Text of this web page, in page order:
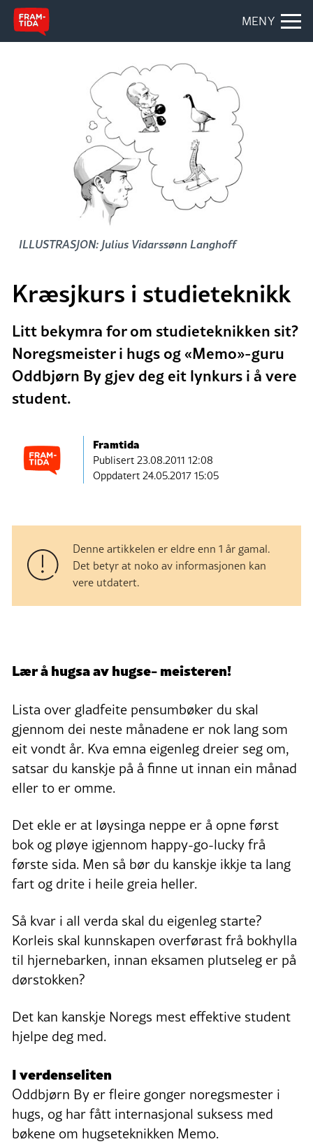
MENY
ILLUSTRASJON: Julius Vidarssønn Langhoff
Kræsjkurs i studieteknikk
Litt bekymra for om studieteknikken sit?
Noregsmeister i hugs og «Memo»-guru
Oddbjørn By gjev deg eit lynkurs i å vere
student.
Framtida
Publisert23.08.2011 12:08
Oppdatert 24.05.2017 15:05
Denne artikkelen er eldre enn 1 år gamal.
Det betyr at noko av informasjonen kan
vere utdatert.
Lær å hugsa av hugse- meisteren!
Lista over gladfeite pensumbøker du skal
gjennom dei neste månadene er nok lang som
eit vondt år. Kva emna eigenleg dreier seg om,
satsar du kanskje på å finne ut innan ein månad
eller to er omme.
Det ekle er at løysinga neppe er å opne først
bok og pløye igjennom happy-go-lucky frå
første sida. Men så bør du kanskje ikkje ta lang
fart og drite i heile greia heller.
Så kvar i all verda skal du eigenleg starte?
Korleis skal kunnskapen overførast frå bokhylla
til hjernebarken, innan eksamen plutseleg er på
dørstokken?
Det kan kanskje Noregs mest effektive student
hjelpe deg med.
I verdenseliten
Oddbjørn By er fleire gonger noregsmester i
hugs, og har fått internasjonal suksess med
bøkene om hugseteknikken Memo.